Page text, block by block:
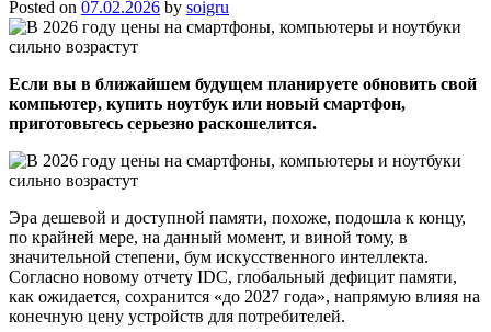
Posted on 07.02.2026 by soigru
Если вы в ближайшем будущем планируете обновить свой
компьютер, купить ноутбук или новый смартфон,
приготовьтесь серьезно раскошелится.
Эра дешевой и доступной памяти, похоже, подошла к концу,
по крайней мере, на данный момент, и виной тому, в
значительной степени, бум искусственного интеллекта.
Согласно новому отчету IDC, глобальный дефицит памяти,
как ожидается, сохранится «до 2027 года», напрямую влияя на
конечную цену устройств для потребителей.